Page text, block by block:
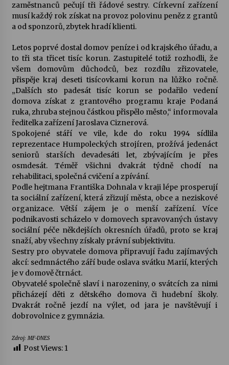
Pozvánka na integrační festival Quijotova
šedesátka: 28. 7.–1. 8. 2026
28. 7. 2026
Letní koncerty ve Stromovce: Kolchoz a
Jenakaši
28. 7. 2026
Votavžatský ploty
23. 7. 2026
Letní koncerty ve Stromovce: Rufus Miller
22. 7. 2026
Vysočinka
17. 7. 2026
Ozvěny prázdnin
14. 7. 2026
Za kulturou kousek za Humpolec. V Želivě ožije
odkaz Josefa Čapka
13. 7. 2026
zaměstnanců pečují tři řádové sestry. Církevní zařízení
musí každý rok získat na provoz polovinu peněz z grantů
a od sponzorů, zbytek hradí klienti.
Letos poprvé dostal domov peníze i od krajského úřadu, a
to tři sta třicet tisíc korun. Zastupitelé totiž rozhodli, že
všem domovům důchodců, bez rozdílu zřizovatele,
přispěje kraj deseti tisícovkami korun na lůžko ročně.
„Dalších sto padesát tisíc korun se podařilo vedení
domova získat z grantového programu kraje Podaná
ruka, zhruba stejnou částkou přispělo město,“ informovala
ředitelka zařízení Jaroslava Ciznerová.
Spokojené stáří ve vile, kde do roku 1994 sídlila
reprezentace Humpoleckých strojíren, prožívá jedenáct
seniorů starších devadesáti let, zbývajícím je přes
osmdesát. Téměř všichni dvakrát týdně chodí na
rehabilitaci, společná cvičení a zpívání.
Podle hejtmana Františka Dohnala v kraji lépe prosperují
ta sociální zařízení, která zřizují města, obce a neziskové
organizace. Větší zájem je o menší zařízení. Více
podnikavosti scházelo v domovech spravovaných ústavy
sociální péče někdejších okresních úřadů, proto se kraj
snaží, aby všechny získaly právní subjektivitu.
Sestry pro obyvatele domova připravují řadu zajímavých
akcí: sedmnáctého září bude oslava svátku Marií, kterých
je v domově čtrnáct.
Obyvatelé společně slaví i narozeniny, o svátcích za nimi
přicházejí děti z dětského domova či hudební školy.
Dvakrát ročně jezdí na výlet, od jara je navštěvují i
dobrovolnice z gymnázia.
Zdroj: MF-DNES
Post Views: 1